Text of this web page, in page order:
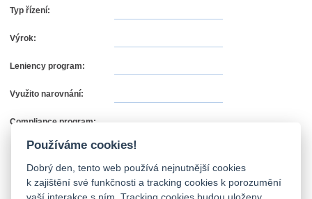
Typ řízení:
Výrok:
Leniency program:
Využito narovnání:
Compliance program:
Používáme cookies!
Dobrý den, tento web používá nejnutnější cookies
k zajištění své funkčnosti a tracking cookies k porozumění
vaší interakce s ním. Tracking cookies budou uloženy